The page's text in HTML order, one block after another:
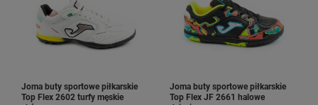
Joma buty sportowe piłkarskie
Top Flex 2602 turfy męskie
Joma buty sportowe piłkarskie
Top Flex JF 2661 halowe